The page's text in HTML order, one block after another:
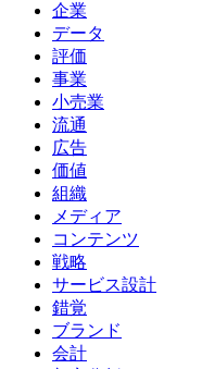
企業
データ
評価
事業
小売業
流通
広告
価値
組織
メディア
コンテンツ
戦略
サービス設計
錯覚
ブランド
会計